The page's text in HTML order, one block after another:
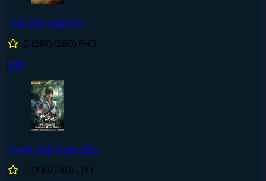
Thế Giới Hoàn Mỹ
0 (280/280) FHD
#10
Tuyệt Thế Chiến Hồn
0 (180/240) FHD